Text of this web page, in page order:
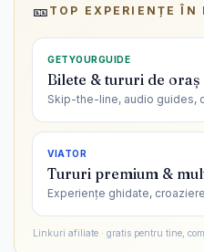
🎫 TOP EXPERIENȚE ÎN
GETYOURGUIDE
Bilete & tururi de oraș
Skip-the-line, audio guides,
VIATOR
Tururi premium &
Experiențe ghidate,
Linkuri afiliate · gratis pentru tine,